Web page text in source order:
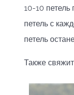
10-10
петель с
петель
Также